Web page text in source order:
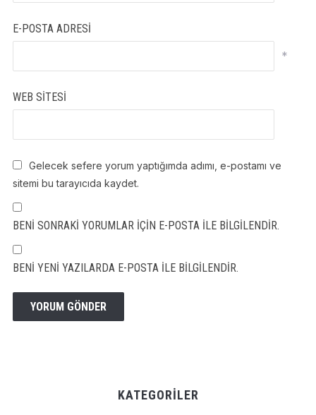
E-POSTA ADRESI
*
WEB SITESI
Gelecek sefere yorum yaptığımda adımı, e-postamı ve
sitemi bu tarayıcıda kaydet.
BENI SONRAKI YORUMLAR IÇIN E-POSTA ILE BILGILENDIR.
BENI YENI YAZILARDA E-POSTA ILE BILGILENDIR.
KATEGORILER